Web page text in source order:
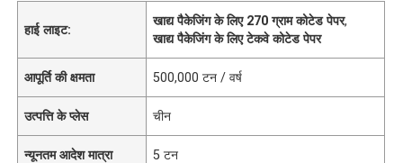
हाई लाइट:
खाद्य पैकेजिंग के लिए 270 ग्राम कोटेड पेपर,
खाद्य पैकेजिंग के लिए टेकवे कोटेड पेपर
आपूर्ति की क्षमता 500,000 टन / वर्ष
उत्पत्ति के प्लेस चीन
न्यूनतम आदेश मात्रा 5 टन